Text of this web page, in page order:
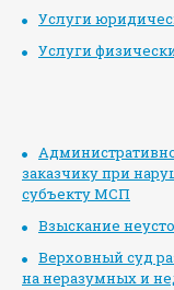
Услуги
Услуги
заказчику при
субъекту МСП
Взыскание
Верховный суд
на неразумных и